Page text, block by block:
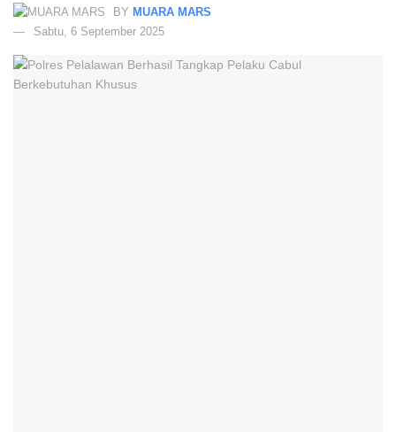
BY MUARA MARS
Sabtu, 6 September 2025